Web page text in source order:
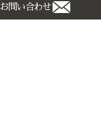
お問い合わせ